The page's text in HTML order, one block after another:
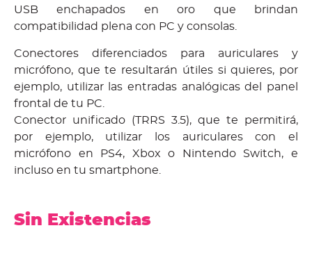
USB enchapados en oro que brindan
compatibilidad plena con PC y consolas.
Conectores diferenciados para auriculares y
micrófono, que te resultarán útiles si quieres, por
ejemplo, utilizar las entradas analógicas del panel
frontal de tu PC.
Conector unificado (TRRS 3.5), que te permitirá,
por ejemplo, utilizar los auriculares con el
micrófono en PS4, Xbox o Nintendo Switch, e
incluso en tu smartphone.
Sin Existencias